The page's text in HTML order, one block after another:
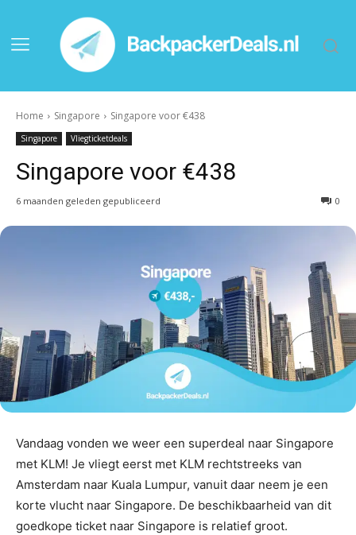
Home Singapore Singapore voor €438
Singapore Vliegticketdeals
Singapore voor €438
6 maanden geleden gepubliceerd 0
Vandaag vonden we weer een superdeal naar Singapore
met KLM! Je vliegt eerst met KLM rechtstreeks van
Amsterdam naar Kuala Lumpur, vanuit daar neem je een
korte vlucht naar Singapore. De beschikbaarheid van dit
goedkope ticket naar Singapore is relatief groot.